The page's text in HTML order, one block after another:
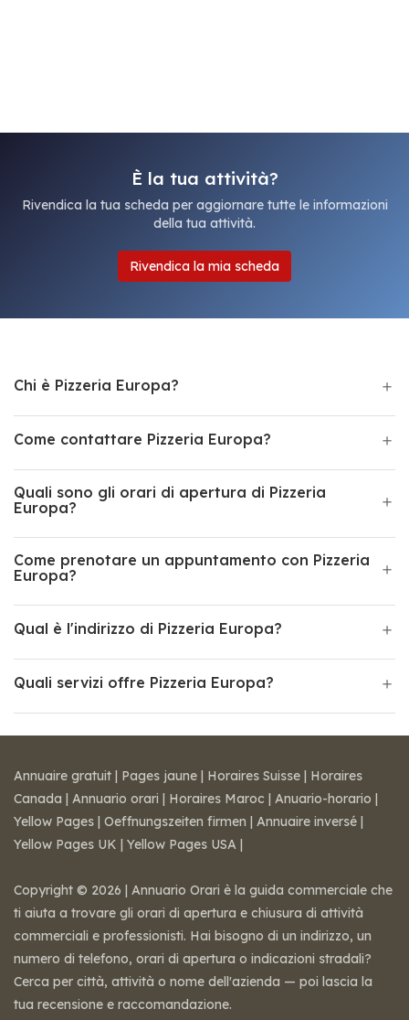
È la tua attività?
Rivendica la tua scheda per aggiornare tutte le informazioni
della tua attività.
Rivendica la mia scheda
Chi è Pizzeria Europa?
Come contattare Pizzeria Europa?
Quali sono gli orari di apertura di Pizzeria
Europa?
Come prenotare un appuntamento con Pizzeria
Europa?
Qual è l'indirizzo di Pizzeria Europa?
Quali servizi offre Pizzeria Europa?
Annuaire gratuit | Pages jaune | Horaires Suisse | Horaires
Canada | Annuario orari | Horaires Maroc | Anuario-horario |
Yellow Pages | Oeffnungszeiten firmen | Annuaire inversé |
Yellow Pages UK | Yellow Pages USA |
Copyright © 2026 | Annuario Orari è la guida commerciale che
ti aiuta a trovare gli orari di apertura e chiusura di attività
commerciali e professionisti. Hai bisogno di un indirizzo, un
numero di telefono, orari di apertura o indicazioni stradali?
Cerca per città, attività o nome dell'azienda — poi lascia la
tua recensione e raccomandazione.